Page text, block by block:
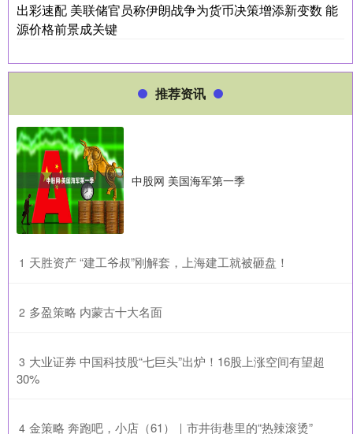
出彩速配 美联储官员称伊朗战争为货币决策增添新变数 能
源价格前景成关键
推荐资讯
中股网 美国海军第一季
1 ​天胜资产 “建工爷叔”刚解套，上海建工就被砸盘！
2 ​多盈策略 内蒙古十大名面
3 ​大业证券 中国科技股“七巨头”出炉！16股上涨空间有望超
30%
4 ​金策略 奔跑吧，小店（61）｜市井街巷里的“热辣滚烫”